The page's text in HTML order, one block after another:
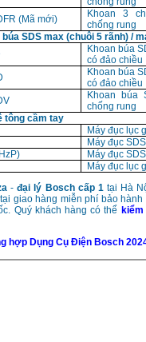
(Mã mới)
Khoan 3
chống rung
búa SDS max (chuôi 5 rãnh) /
Khoan búa
có đảo chiều
Khoan búa
có đảo chiều
Khoan búa
chống rung
tông cầm tay
Máy đục lục
Máy đục
Máy đục
Máy đục lục
-đại lý Bosch cấp 1tại Hà
giao hàng miễn phí bảo
Quý khách hàng có thể
hợp Dụng Cụ Điện Bosch